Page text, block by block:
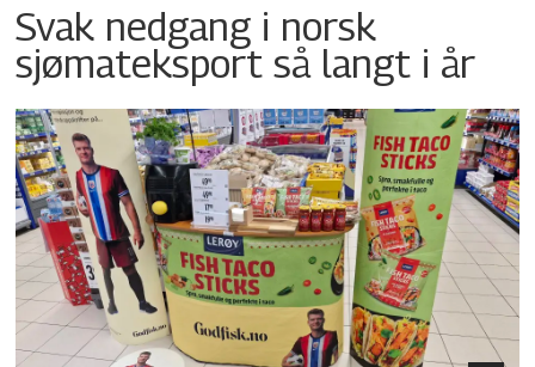
Svak nedgang i norsk
sjømateksport så langt i år